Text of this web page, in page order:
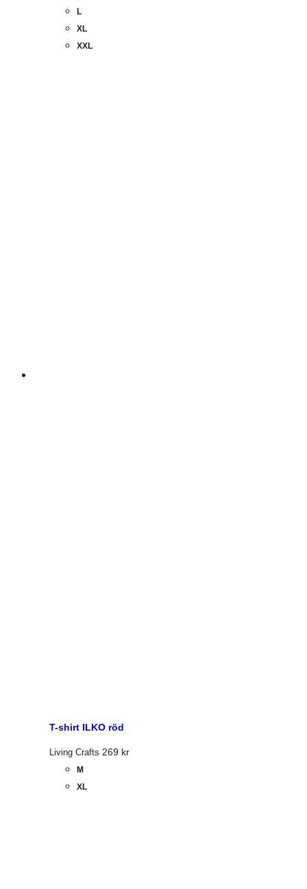
L
XL
XXL
T-shirt ILKO röd
Living Crafts 269 kr
M
XL